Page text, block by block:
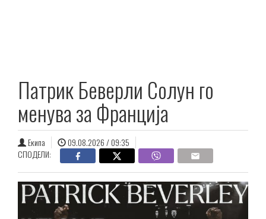
Патрик Беверли Солун го
менува за Франција
Екипа
09.08.2026 / 09:35
СПОДЕЛИ: